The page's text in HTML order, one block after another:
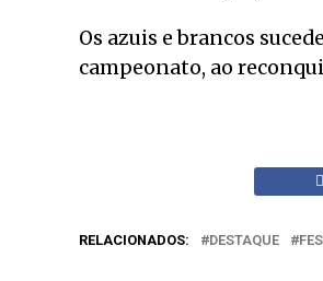
Os azuis e brancos
campeonato, ao
RELACIONADOS: DESTAQUE